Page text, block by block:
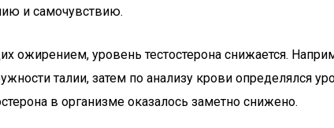
и самочувствию.
ожирением, уровень тестостерона снижается.
талии, затем по анализу крови определялся
в организме оказалось заметно снижено.